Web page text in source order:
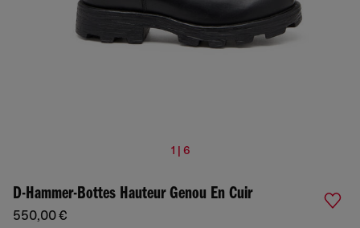
1 | 6
D-Hammer-Bottes Hauteur Genou En Cuir
550,00 €